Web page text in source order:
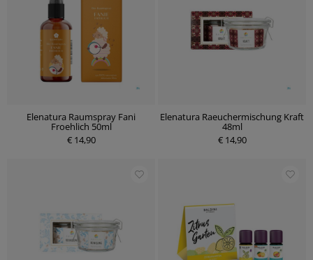
Elenatura Raumspray Fani
Froehlich 50ml
€ 14,90
Elenatura Raeuchermischung Kraft
48ml
€ 14,90